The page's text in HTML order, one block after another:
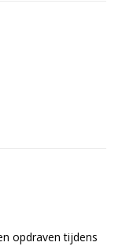
opdraven tijdens